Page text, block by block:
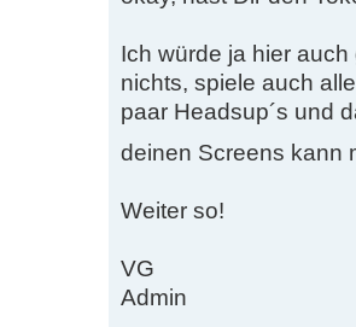
Ich würde ja hier
nichts, spiele auch
paar Headsup´s und
deinen Screens kann
Weiter so!
VG
Admin